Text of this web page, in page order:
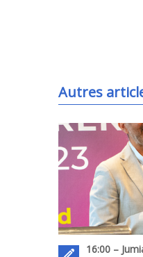
Autres
16:00 –